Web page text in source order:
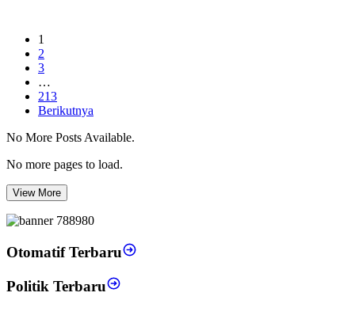
1
2
3
…
213
Berikutnya
No More Posts Available.
No more pages to load.
View More
Otomatif Terbaru
Politik Terbaru